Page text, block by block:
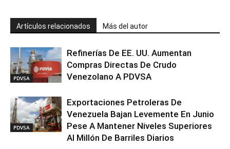
Artículos relacionados Más del autor
PDVSA
Refinerías De EE. UU. Aumentan
Compras Directas De Crudo
Venezolano A PDVSA
PDVSA
Exportaciones Petroleras De
Venezuela Bajan Levemente En Junio
Pese A Mantener Niveles Superiores
Al Millón De Barriles Diarios